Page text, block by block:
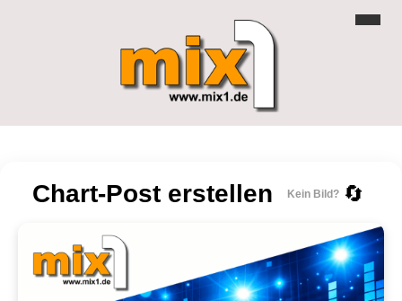
Chart-Post erstellen Kein Bild? 🔄